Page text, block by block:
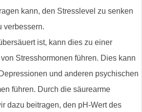
kann, den Stresslevel zu senken
verbessern.
ist, kann dies zu einer
Stresshormonen führen. Dies kann
und anderen psychischen
führen. Durch die säurearme
dazu beitragen, den pH-Wert des